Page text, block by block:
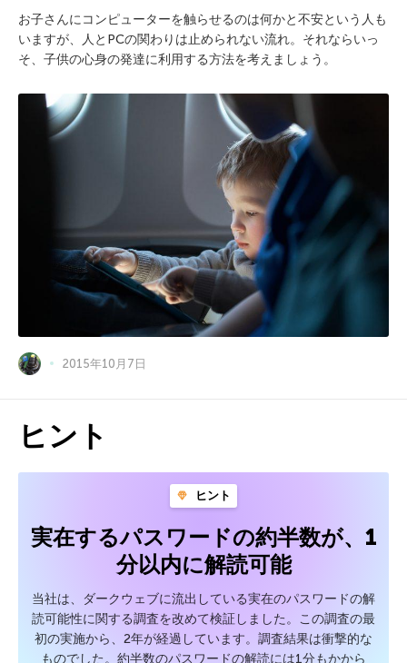
お子さんにコンピューターを触らせるのは何かと不安という人も
いますが、人とPCの関わりは止められない流れ。それならいっ
そ、子供の心身の発達に利用する方法を考えましょう。
2015年10月7日
ヒント
ヒント
実在するパスワードの約半数が、1
分以内に解読可能
当社は、ダークウェブに流出している実在のパスワードの解
読可能性に関する調査を改めて検証しました。この調査の最
初の実施から、2年が経過しています。調査結果は衝撃的な
ものでした。約半数のパスワードの解読には1分もかから